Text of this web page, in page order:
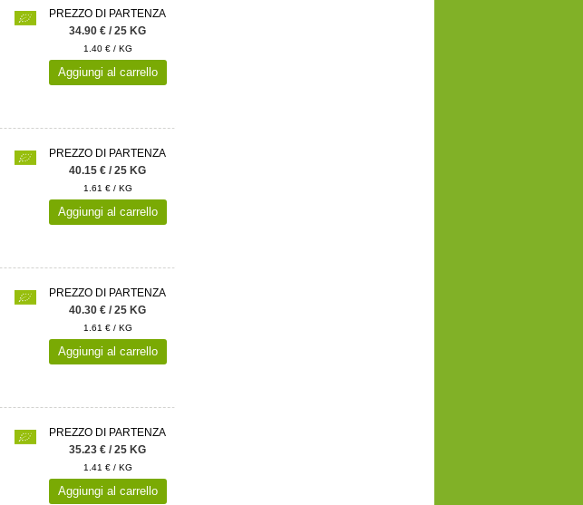
PREZZO DI PARTENZA
34.90 € / 25 KG
1.40 € / KG
Aggiungi al carrello
PREZZO DI PARTENZA
40.15 € / 25 KG
1.61 € / KG
Aggiungi al carrello
PREZZO DI PARTENZA
40.30 € / 25 KG
1.61 € / KG
Aggiungi al carrello
PREZZO DI PARTENZA
35.23 € / 25 KG
1.41 € / KG
Aggiungi al carrello